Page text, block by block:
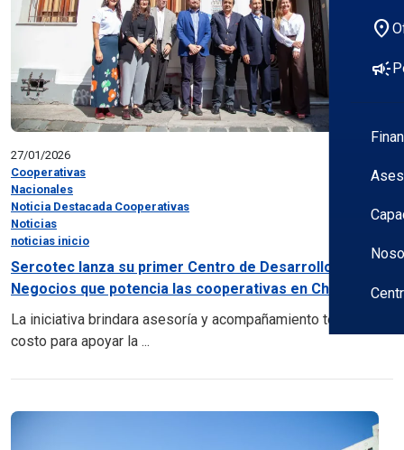
location_on
campaign
27/01/2026
Cooperativas
Nacionales
Noticia Destacada Cooperativas
Noticias
noticias inicio
Sercotec lanza su primer Centro de Desarrollo de
Negocios que potencia las cooperativas en Chile...
La iniciativa brindara asesoría y acompañamiento técnico sin
costo para apoyar la ...